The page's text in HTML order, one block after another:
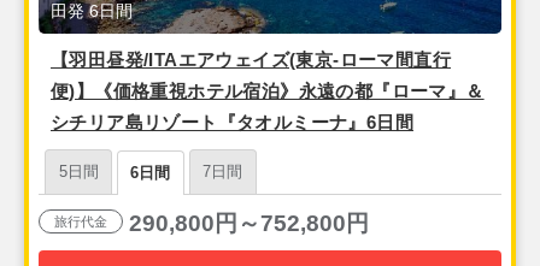
【羽田昼発/ITAエアウェイズ(東京-ローマ間直行
便)】《価格重視ホテル宿泊》永遠の都『ローマ』＆
シチリア島リゾート『タオルミーナ』6日間
田発 6日間
5日間 6日間 7日間
旅行代金 290,800円～752,800円